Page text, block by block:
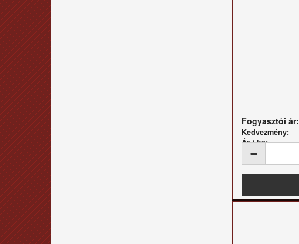
Fogyasztói ár:
Kedvezmény:
Ár / kg: